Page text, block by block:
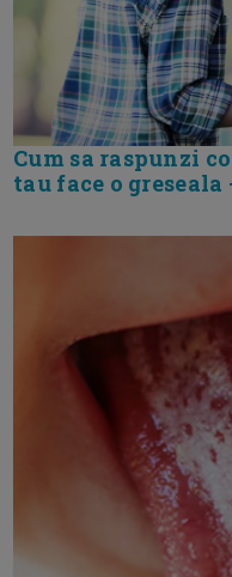
Cum sa raspunzi
tau face o